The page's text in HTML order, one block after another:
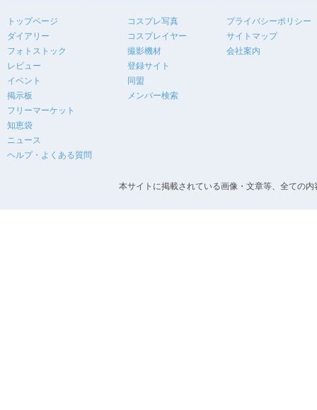
トップページ
ダイアリー
フォトストック
レビュー
イベント
掲示板
フリーマーケット
知恵袋
ニュース
ヘルプ・よくある質問
コスプレ写真
コスプレイヤー
撮影機材
登録サイト
同盟
メンバー検索
プライバシーポリシー
サイトマップ
会社案内
本サイトに掲載されている画像・文章等、全ての